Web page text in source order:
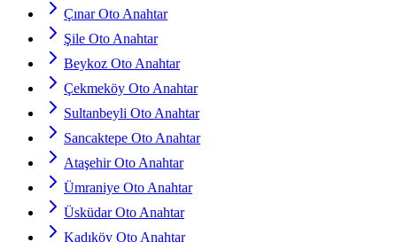
Çınar Oto Anahtar
Şile Oto Anahtar
Beykoz Oto Anahtar
Çekmeköy Oto Anahtar
Sultanbeyli Oto Anahtar
Sancaktepe Oto Anahtar
Ataşehir Oto Anahtar
Ümraniye Oto Anahtar
Üsküdar Oto Anahtar
Kadıköy Oto Anahtar